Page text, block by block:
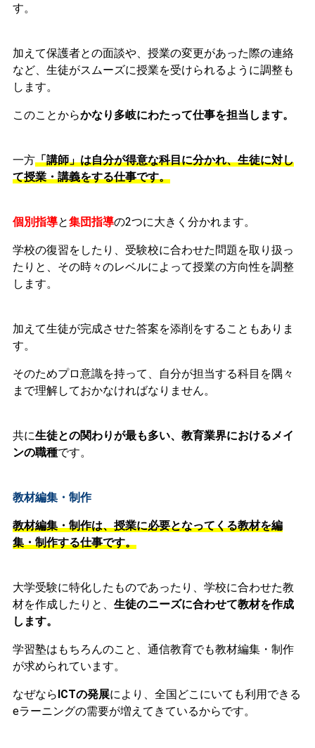
す。
加えて保護者との面談や、授業の変更があった際の連絡
など、生徒がスムーズに授業を受けられるように調整も
します。
このことからかなり多岐にわたって仕事を担当します。
一方「講師」は自分が得意な科目に分かれ、生徒に対し
て授業・講義をする仕事です。
個別指導と集団指導の2つに大きく分かれます。
学校の復習をしたり、受験校に合わせた問題を取り扱っ
たりと、その時々のレベルによって授業の方向性を調整
します。
加えて生徒が完成させた答案を添削をすることもありま
す。
そのためプロ意識を持って、自分が担当する科目を隅々
まで理解しておかなければなりません。
共に生徒との関わりが最も多い、教育業界におけるメイ
ンの職種です。
教材編集・制作
教材編集・制作は、授業に必要となってくる教材を編
集・制作する仕事です。
大学受験に特化したものであったり、学校に合わせた教
材を作成したりと、 生徒のニーズに合わせて教材を作成
します。
学習塾はもちろんのこと、通信教育でも教材編集・制作
が求められています。
なぜならICTの発展により、全国どこにいても利用できる
eラーニングの需要が増えてきているからです。